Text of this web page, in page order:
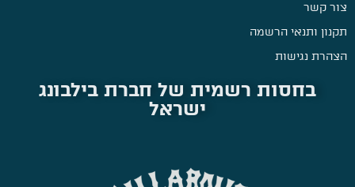
צור קשר
תקנון ותנאי הרשמה
הצהרת נגישות
בחסות רשמית של חברת בילבונג
ישראל